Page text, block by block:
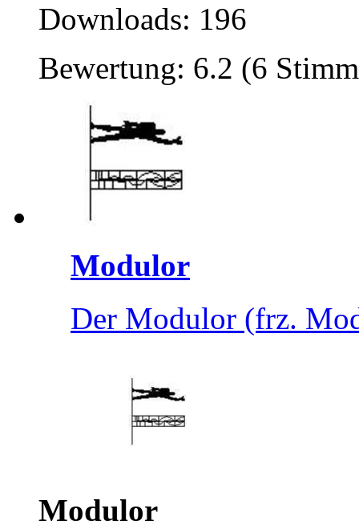
Downloads: 196
Bewertung: 6.2 (6
Modulor
Der Modulor (frz.
Modulor